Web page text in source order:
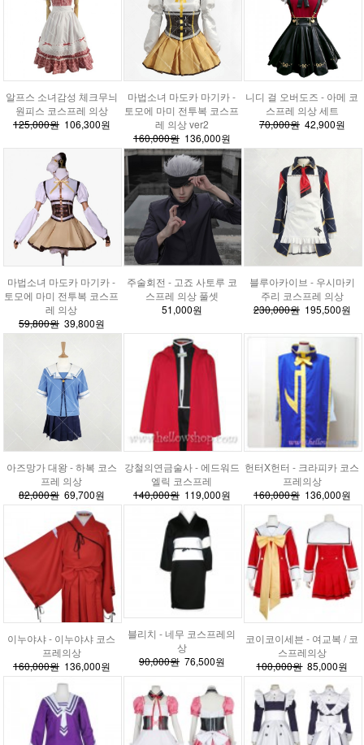
알프스 소녀감성 체크무늬
원피스 코스프레 의상
125,000원106,300원
마법소녀 마도카 마기카 -
토모에 마미 전투복 코스프
레 의상 ver2
160,000원136,000원
니디 걸 오버도즈 - 아메 코
스프레 의상 세트
70,000원42,900원
마법소녀 마도카 마기카 -
토모에 마미 전투복 코스프
레 의상
59,800원39,800원
주술회전 - 고죠 사토루 코
스프레 의상 풀셋
51,000원
블루아카이브 - 우시마키
주리 코스프레 의상
230,000원195,500원
아즈망가 대왕 - 하복 코스
프레 의상
82,000원69,700원
강철의연금술사 - 에드워드
엘릭 코스프레
140,000원119,000원
헌터X헌터 - 크라피카 코스
프레의상
160,000원136,000원
이누야샤 - 이누야샤 코스
프레의상
160,000원136,000원
블리치 - 네무 코스프레의
상
90,000원76,500원
코이코이세븐 - 여교복 / 코
스프레의상
100,000원85,000원